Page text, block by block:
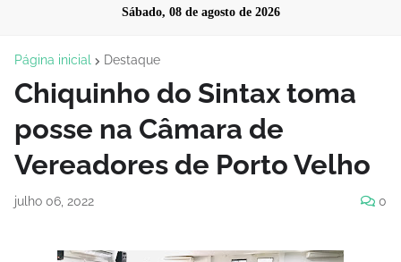
Sábado, 08 de agosto de 2026
Página inicial Destaque
Chiquinho do Sintax toma
posse na Câmara de
Vereadores de Porto Velho
julho 06, 2022 0